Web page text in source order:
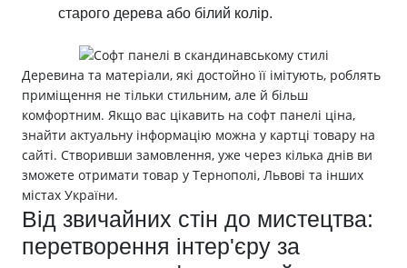
старого дерева або білий колір.
Деревина та матеріали, які достойно її імітують, роблять
приміщення не тільки стильним, але й більш
комфортним. Якщо вас цікавить на софт панелі ціна,
знайти актуальну інформацію можна у картці товару на
сайті. Створивши замовлення, уже через кілька днів ви
зможете отримати товар у Тернополі, Львові та інших
містах України.
Від звичайних стін до мистецтва:
перетворення інтер'єру за